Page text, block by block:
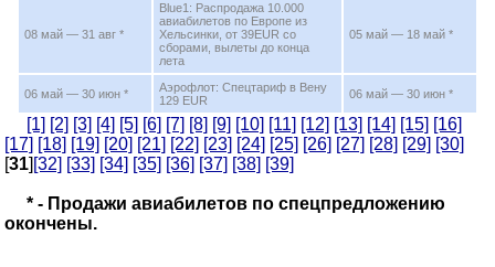
08 май — 31 авг *
Blue1: Распродажа 10.000
авиабилетов по Европе из
Хельсинки, от 39EUR со
сборами, вылеты до конца
лета
05 май — 18 май *
06 май — 30 июн *
Аэрофлот: Спецтариф в Вену
129 EUR
06 май — 30 июн *
[1] [2] [3] [4] [5] [6] [7] [8] [9] [10] [11] [12] [13] [14] [15] [16]
[17] [18] [19] [20] [21] [22] [23] [24] [25] [26] [27] [28] [29] [30]
[31] [32] [33] [34] [35] [36] [37] [38] [39]
* - Продажи авиабилетов по спецпредложению
окончены.